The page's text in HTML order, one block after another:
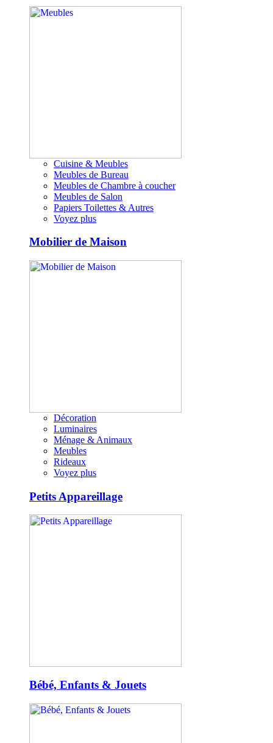
Cuisine & Meubles
Meubles de Bureau
Meubles de Chambre à coucher
Meubles de Salon
Papiers Toilettes & Autres
Voyez plus
Mobilier de Maison
Décoration
Luminaires
Ménage & Animaux
Meubles
Rideaux
Voyez plus
Petits Appareillage
Bébé, Enfants & Jouets